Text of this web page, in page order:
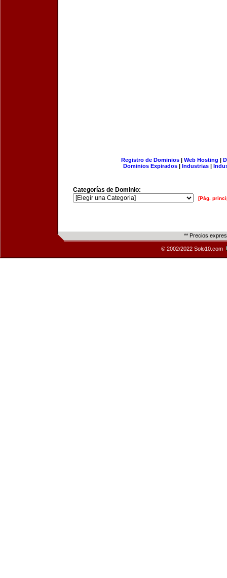
Registro de Dominios| Web Hosting |
Dominios Expirados | Industrias |
Categorías de Dominio:
[Pág.
** Precios
© 2002/2022 Solo10.com